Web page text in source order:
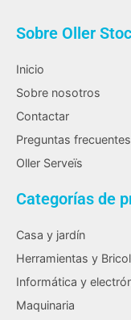
Sobre Oller
Inicio
Sobre nosotros
Contactar
Preguntas frecuentes
Oller Serveïs
Categorías de
Casa y jardín
Herramientas y
Informática y
Maquinaria